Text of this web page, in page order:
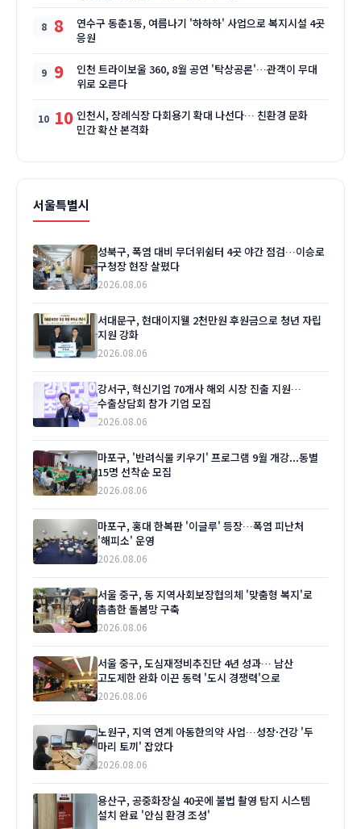
8
연수구 동춘1동, 여름나기 '하하하' 사업으로 복지시설 4곳
응원
9
인천 트라이보울 360, 8월 공연 '탁상공론'…관객이 무대
위로 오른다
10 인천시, 장례식장 다회용기 확대 나선다… 친환경 문화
민간 확산 본격화
서울특별시
성북구, 폭염 대비 무더위쉼터 4곳 야간 점검…이승로
구청장 현장 살폈다
2026.08.06
서대문구, 현대이지웰 2천만원 후원금으로 청년 자립
지원 강화
2026.08.06
강서구, 혁신기업 70개사 해외 시장 진출 지원…
수출상담회 참가 기업 모집
2026.08.06
마포구, '반려식물 키우기' 프로그램 9월 개강...동별
15명 선착순 모집
2026.08.06
마포구, 홍대 한복판 '이글루' 등장…폭염 피난처
'해피소' 운영
2026.08.06
서울 중구, 동 지역사회보장협의체 '맞춤형 복지'로
촘촘한 돌봄망 구축
2026.08.06
서울 중구, 도심재정비추진단 4년 성과… 남산
고도제한 완화 이끈 동력 '도시 경쟁력'으로
2026.08.06
노원구, 지역 연계 아동한의약 사업…성장·건강 '두
마리 토끼' 잡았다
2026.08.06
용산구, 공중화장실 40곳에 불법 촬영 탐지 시스템
설치 완료 '안심 환경 조성'